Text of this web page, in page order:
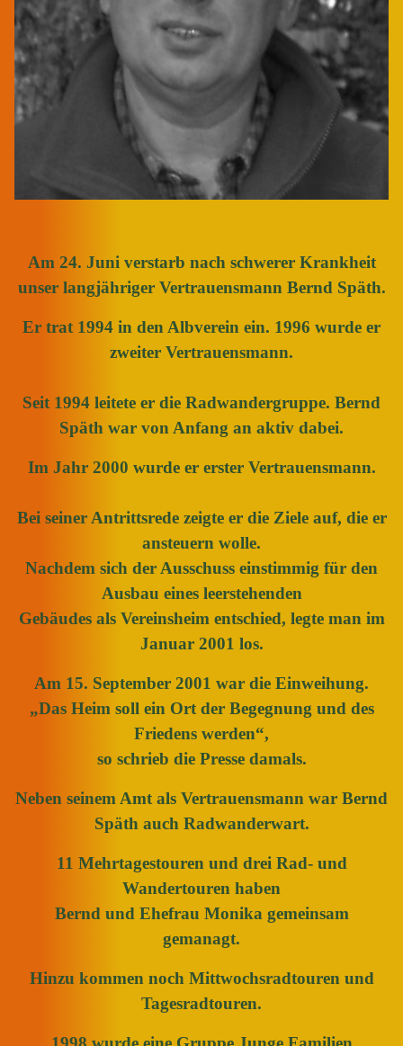
Am 24. Juni verstarb nach schwerer Krankheit
unser langjähriger Vertrauensmann Bernd Späth.
Er trat 1994 in den Albverein ein. 1996 wurde er
zweiter Vertrauensmann.
Seit 1994 leitete er die Radwandergruppe. Bernd
Späth war von Anfang an aktiv dabei.
Im Jahr 2000 wurde er erster Vertrauensmann.
Bei seiner Antrittsrede zeigte er die Ziele auf, die er
ansteuern wolle.
Nachdem sich der Ausschuss einstimmig für den
Ausbau eines leerstehenden
Gebäudes als Vereinsheim entschied, legte man im
Januar 2001 los.
Am 15. September 2001 war die Einweihung.
„Das Heim soll ein Ort der Begegnung und des
Friedens werden“,
so schrieb die Presse damals.
Neben seinem Amt als Vertrauensmann war Bernd
Späth auch Radwanderwart.
11 Mehrtagestouren und drei Rad- und
Wandertouren haben
Bernd und Ehefrau Monika gemeinsam
gemanagt.
Hinzu kommen noch Mittwochsradtouren und
Tagesradtouren.